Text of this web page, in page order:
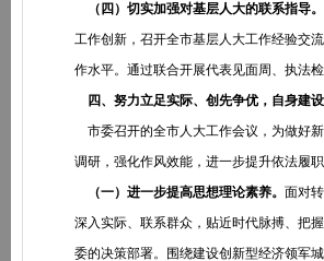
（四）切实加强对基层人大的联系指导。
工作创新，召开全市基层人大工作经验交
作水平。通过联合开展代表见面周、执法
四、努力立足实际、创先争优，自身建
市委召开的全市人大工作会议，为做好
调研，强化作风效能，进一步提升依法履职
（一）进一步提高思想理论素养。 面对
深入实际、联系群众，贴近时代脉搏、把
委的决策部署。围绕建设创新型经济领军